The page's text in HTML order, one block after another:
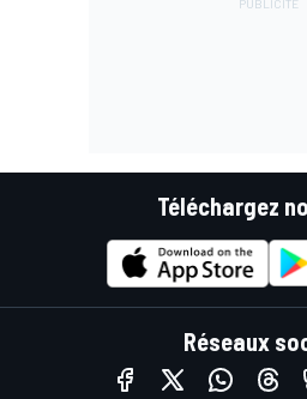
Téléchargez
Réseaux